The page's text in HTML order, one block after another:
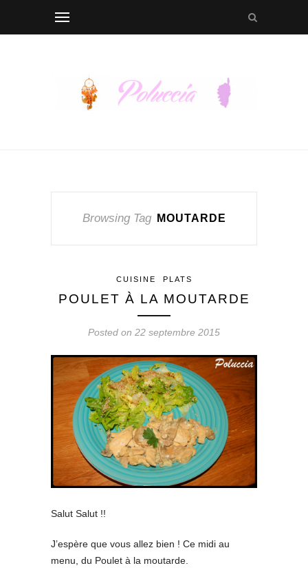
Browsing Tag MOUTARDE
CUISINE PLATS
POULET À LA MOUTARDE
Posted on 22 septembre 2015
Salut Salut !!
J’espère que vous allez bien ! Ce midi au
menu, du Poulet à la moutarde.